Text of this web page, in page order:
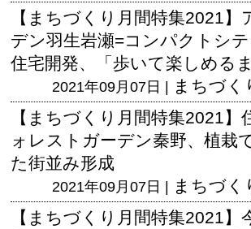
【まちづくり月間特集2021】
デン羽生岩瀬=コンパクトシ
住宅開発、「歩いて楽しめる
2021年09月07日 |
まちづく
【まちづくり月間特集2021】
ォレストガーデン秦野、植栽
た街並み形成
2021年09月07日 |
まちづく
【まちづくり月間特集2021】